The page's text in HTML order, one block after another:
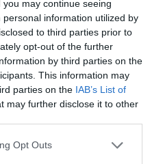
may continue seeing
information utilized by
to third parties prior to
opt-out of the further
by third parties on the
This information may
parties on the IAB’s List of
may further disclose it to other
uses one or more Google
Opt Outs